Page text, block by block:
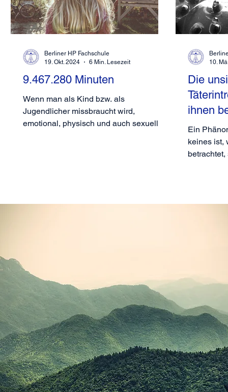
9.467.280 Minuten
Wenn man als Kind bzw. als
Jugendlicher missbraucht wird,
emotional, physisch und auch sexuell,
Berliner HP Fachschule
19. Okt. 2024
6 Min. Lesezeit
Die
ihnen
Ein
keines ist,
10.